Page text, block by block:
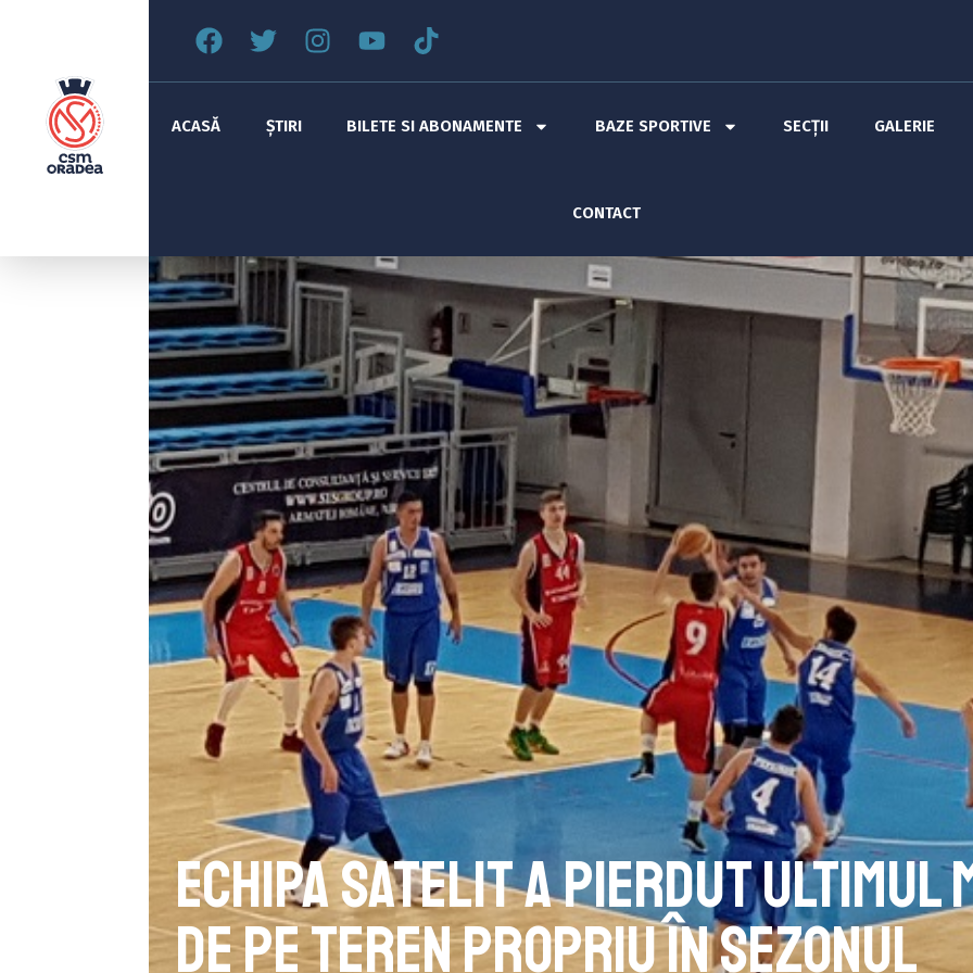
ACASĂ ȘTIRI BILETE SI ABONAMENTE BAZE SPORTIVE SECȚII GALERIE
CONTACT
Echipa satelit a pierdut ultimul
de pe teren propriu în sezonul